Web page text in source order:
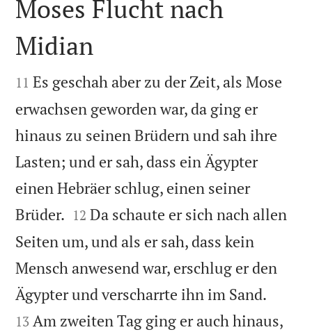

Moses Flucht nach
Midian

11 Es geschah aber zu der Zeit, als Mose
erwachsen geworden war, da ging er
hinaus zu seinen Brüdern und sah ihre
Lasten; und er sah, dass ein Ägypter
einen Hebräer schlug, einen seiner
Brüder. 

12 Da schaute er sich nach allen
Seiten um, und als er sah, dass kein
Mensch anwesend war, erschlug er den
Ägypter und verscharrte ihn im Sand.
13 Am zweiten Tag ging er auch hinaus,